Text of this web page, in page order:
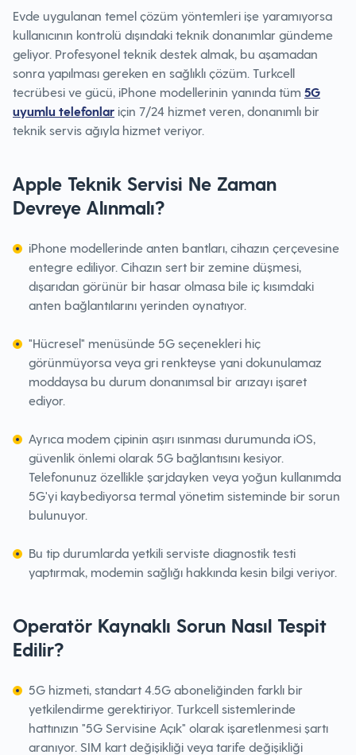
Evde uygulanan temel çözüm yöntemleri işe yaramıyorsa
kullanıcının kontrolü dışındaki teknik donanımlar gündeme
geliyor. Profesyonel teknik destek almak, bu aşamadan
sonra yapılması gereken en sağlıklı çözüm. Turkcell
tecrübesi ve gücü, iPhone modellerinin yanında tüm 5G
uyumlu telefonlar için 7/24 hizmet veren, donanımlı bir
teknik servis ağıyla hizmet veriyor.
Apple Teknik Servisi Ne Zaman
Devreye Alınmalı?
iPhone modellerinde anten bantları, cihazın çerçevesine
entegre ediliyor. Cihazın sert bir zemine düşmesi,
dışarıdan görünür bir hasar olmasa bile iç kısımdaki
anten bağlantılarını yerinden oynatıyor.
"Hücresel" menüsünde 5G seçenekleri hiç
görünmüyorsa veya gri renkteyse yani dokunulamaz
moddaysa bu durum donanımsal bir arızayı işaret
ediyor.
Ayrıca modem çipinin aşırı ısınması durumunda iOS,
güvenlik önlemi olarak 5G bağlantısını kesiyor.
Telefonunuz özellikle şarjdayken veya yoğun kullanımda
5G'yi kaybediyorsa termal yönetim sisteminde bir sorun
bulunuyor.
Bu tip durumlarda yetkili serviste diagnostik testi
yaptırmak, modemin sağlığı hakkında kesin bilgi veriyor.
Operatör Kaynaklı Sorun Nasıl Tespit
Edilir?
5G hizmeti, standart 4.5G aboneliğinden farklı bir
yetkilendirme gerektiriyor. Turkcell sistemlerinde
hattınızın "5G Servisine Açık" olarak işaretlenmesi şartı
aranıyor. SIM kart değişikliği veya tarife değişikliği